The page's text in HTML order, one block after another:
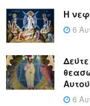
Η
6
Αυτού
6